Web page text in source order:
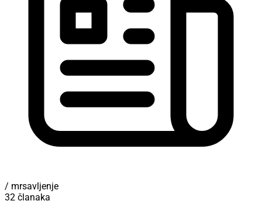
/ mrsavljenje
32 članaka